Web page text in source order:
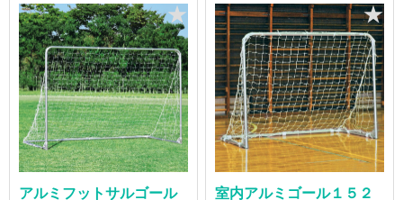
アルミフットサルゴール
★
室内アルミゴール１５２
★